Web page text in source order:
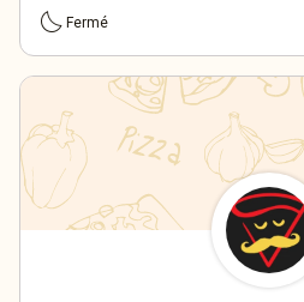
bedtime Fermé